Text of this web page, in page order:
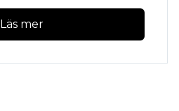
Läs mer